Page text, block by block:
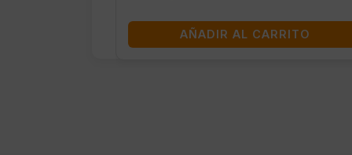
AÑADIR AL CARRITO